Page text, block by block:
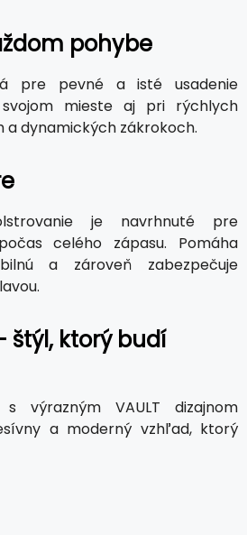
pohybe
pre pevné a isté usadenie
mieste aj pri rýchlych
a dynamických zákrokoch.
je navrhnuté pre
celého zápasu. Pomáha
a zároveň zabezpečuje
štýl, ktorý budí
výrazným VAULT dizajnom
a moderný vzhľad, ktorý